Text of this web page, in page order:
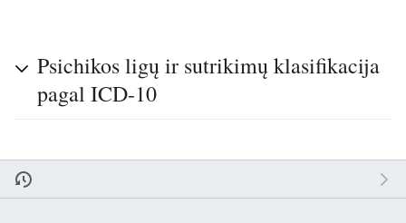
Psichikos ligų ir sutrikimų klasifikacija
pagal ICD-10